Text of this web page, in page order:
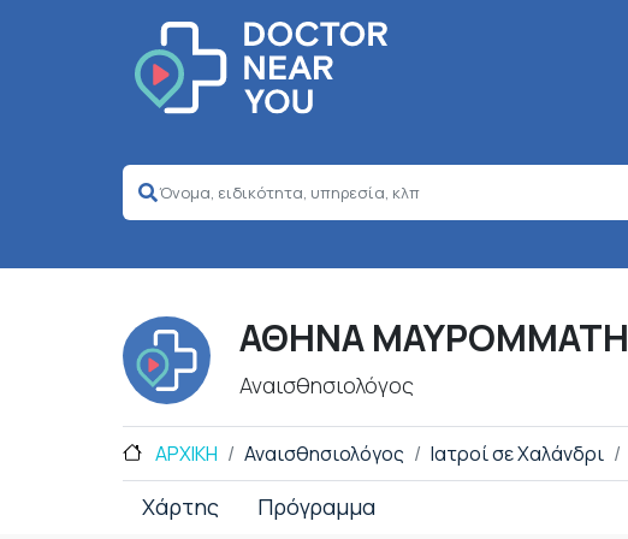
ΑΘΗΝΑ ΜΑΥΡΟΜΜΑΤΗ
Αναισθησιολόγος
ΑΡΧΙΚΗ Αναισθησιολόγος Ιατροί σε Χαλάνδρι
Χάρτης Πρόγραμμα